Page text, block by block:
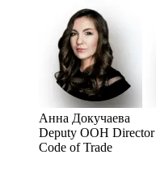
Анна Докучаева
Deputy OOH Director
Code of Trade